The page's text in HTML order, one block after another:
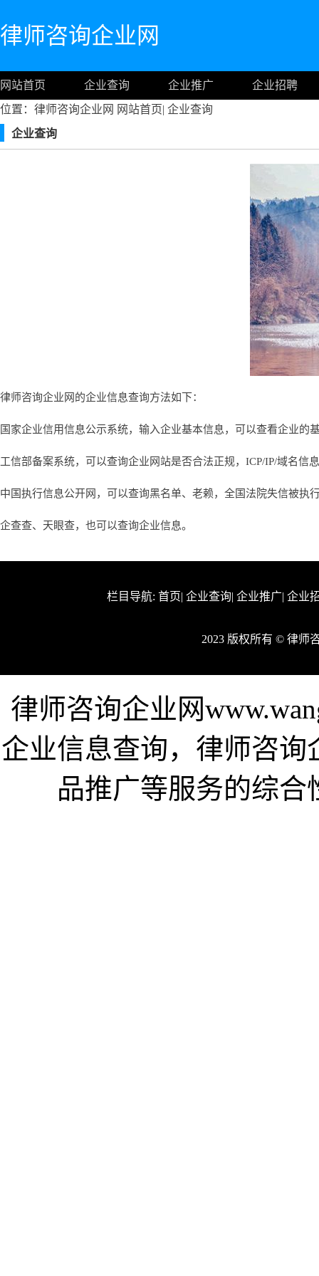
律师咨询企业网
网站首页 企业查询 企业推广
企业招聘
位置：律师咨询企业网 网站首页| 企业查询
企业查询
律师咨询企业网的企业信息查询方法如下：
国家企业信用信息公示系统，输入企业基本信息，可以查看企业的
工信部备案系统，可以查询企业网站是否合法正规，ICP/IP/域名信
中国执行信息公开网，可以查询黑名单、老赖，全国法院失信被执
企查查、天眼查，也可以查询企业信息。
栏目导航: 首页| 企业查询| 企业推广| 企业
2023 版权所有 © 律师
律师咨询企业网
企业信息查询，律师咨
品推广等服务的综